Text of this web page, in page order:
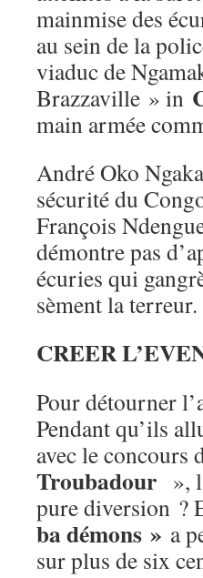
mainmise des
au sein de la
viaduc de
Brazzaville » in
main armée
André Oko
sécurité du
François
démontre pas
écuries qui
sèment la terreur.
CREER
Pour détourner
Pendant qu’ils
avec le
Troubadour »,
pure diversion ?
ba démons » a
sur plus de six